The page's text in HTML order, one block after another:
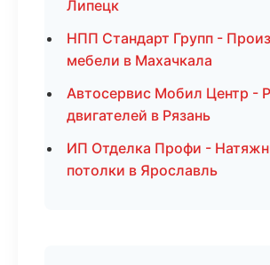
Липецк
НПП Стандарт Групп -
мебели в Махачкала
Автосервис Мобил Центр -
двигателей в Рязань
ИП Отделка Профи -
потолки в Ярославль